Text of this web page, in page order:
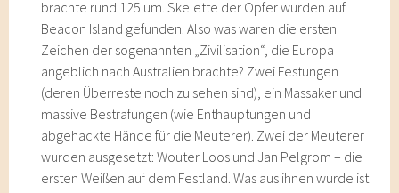
brachte rund 125 um. Skelette der Opfer wurden auf
Beacon Island gefunden. Also was waren die ersten
Zeichen der sogenannten „Zivilisation“, die Europa
angeblich nach Australien brachte? Zwei Festungen
(deren Überreste noch zu sehen sind), ein Massaker und
massive Bestrafungen (wie Enthauptungen und
abgehackte Hände für die Meuterer). Zwei der Meuterer
wurden ausgesetzt: Wouter Loos und Jan Pelgrom – die
ersten Weißen auf dem Festland. Was aus ihnen wurde ist